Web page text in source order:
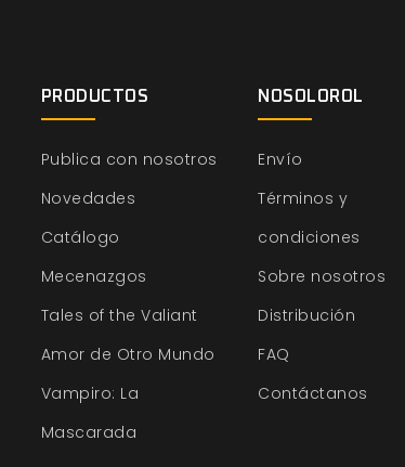
PRODUCTOS
Publica con nosotros
Novedades
Catálogo
Mecenazgos
Tales of the Valiant
Amor de Otro Mundo
Vampiro: La
Mascarada
NOSOLOROL
Envío
Términos y
condiciones
Sobre nosotros
Distribución
FAQ
Contáctanos